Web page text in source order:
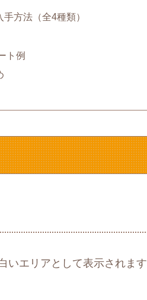
方法（全4種類）
ト例
いエリアとして表示されます